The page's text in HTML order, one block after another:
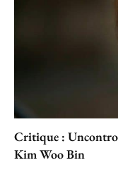
Critique :
Kim Woo Bin